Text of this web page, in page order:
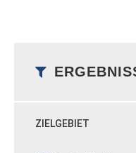
ZIELGEBIET